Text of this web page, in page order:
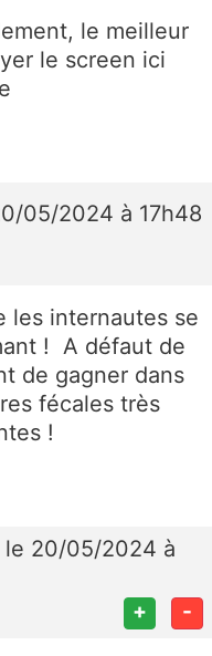
le meilleur
le screen ici
05/2024 à 17h48
les internautes se
! A défaut de
de gagner dans
fécales très
!
le 20/05/2024 à
+ -